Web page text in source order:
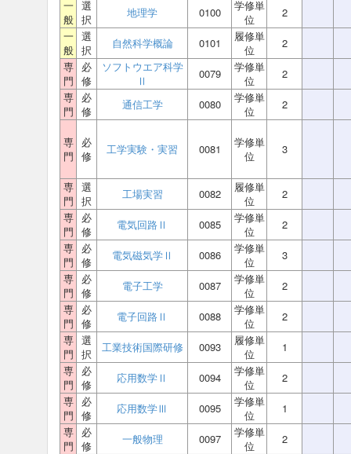
一
般
選
択
地理学 0100
学修単
位
2
一
般
選
択
自然科学概論 0101
履修単
位
2
専
門
必
修
ソフトウエア科学
Ⅱ
0079
学修単
位
2
専
門
必
修
通信工学 0080
学修単
位
2
専
門
必
修
工学実験・実習 0081
学修単
位
3
専
門
選
択
工場実習 0082
履修単
位
2
専
門
必
修
電気回路Ⅱ 0085
学修単
位
2
専
門
必
修
電気磁気学Ⅱ 0086
学修単
位
3
専
門
必
修
電子工学 0087
学修単
位
2
専
門
必
修
電子回路Ⅱ 0088
学修単
位
2
専
門
選
択
工業技術国際研修 0093
履修単
位
1
専
門
必
修
応用数学Ⅱ 0094
学修単
位
2
専
門
必
修
応用数学Ⅲ 0095
学修単
位
1
専
門
必
修
一般物理 0097
学修単
位
2